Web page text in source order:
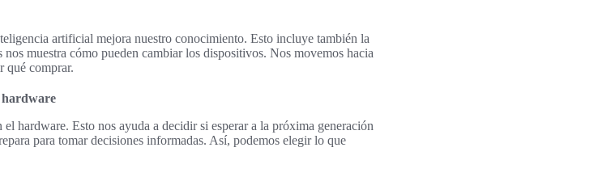
artificial mejora nuestro conocimiento. Esto incluye también la
muestra cómo pueden cambiar los dispositivos. Nos movemos hacia
qué comprar.
hardware
hardware. Esto nos ayuda a decidir si esperar a la próxima generación
para tomar decisiones informadas. Así, podemos elegir lo que